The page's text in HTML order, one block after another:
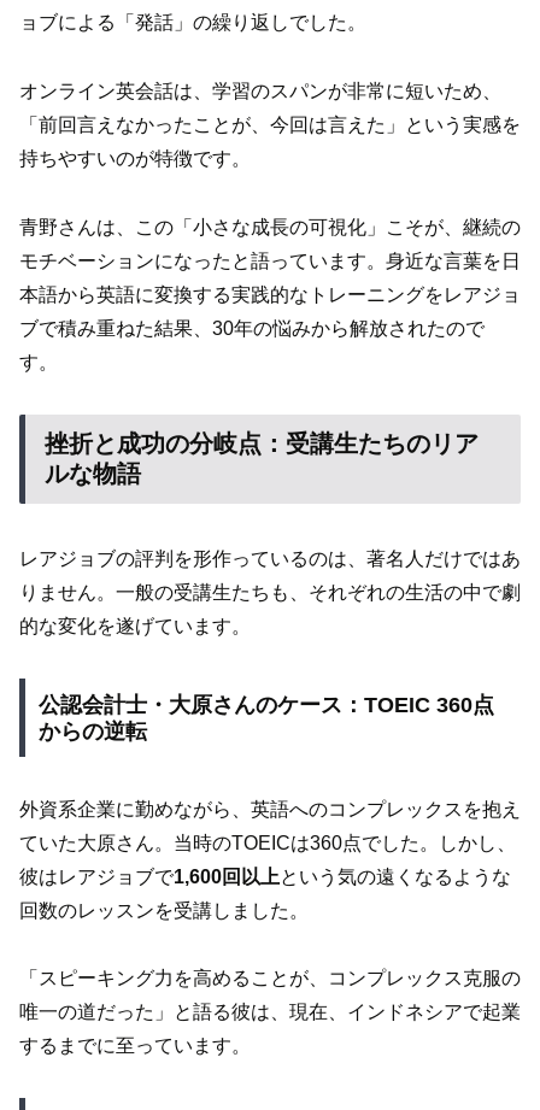
ョブによる「発話」の繰り返しでした。
オンライン英会話は、学習のスパンが非常に短いため、
「前回言えなかったことが、今回は言えた」という実感を
持ちやすいのが特徴です。
青野さんは、この「小さな成長の可視化」こそが、継続の
モチベーションになったと語っています。身近な言葉を日
本語から英語に変換する実践的なトレーニングをレアジョ
ブで積み重ねた結果、30年の悩みから解放されたので
す。
挫折と成功の分岐点：受講生たちのリア
ルな物語
レアジョブの評判を形作っているのは、著名人だけではあ
りません。一般の受講生たちも、それぞれの生活の中で劇
的な変化を遂げています。
公認会計士・大原さんのケース：TOEIC 360点
からの逆転
外資系企業に勤めながら、英語へのコンプレックスを抱え
ていた大原さん。当時のTOEICは360点でした。しかし、
彼はレアジョブで1,600回以上という気の遠くなるような
回数のレッスンを受講しました。
「スピーキング力を高めることが、コンプレックス克服の
唯一の道だった」と語る彼は、現在、インドネシアで起業
するまでに至っています。